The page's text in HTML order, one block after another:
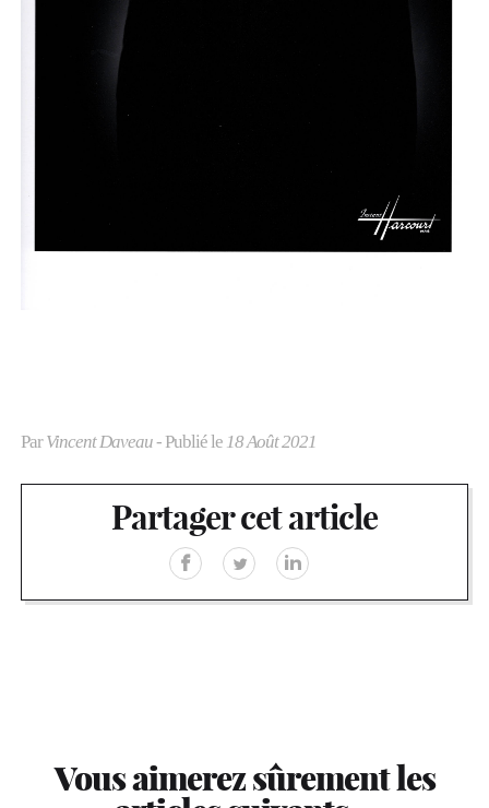
ParVincent Daveau- Publié le 18 Août 2021
Partager cet article
Vous aimerez sûrement les